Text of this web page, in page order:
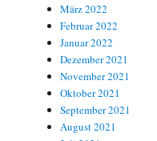
März 2022
Februar 2022
Januar 2022
Dezember 2021
November 2021
Oktober 2021
September 2021
August 2021